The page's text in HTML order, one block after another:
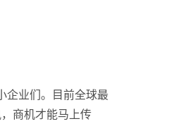
企业们。目前全球最
商机才能马上传